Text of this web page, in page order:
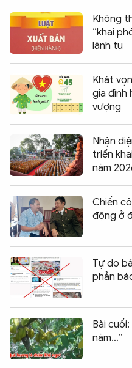
Không
“khai
lãnh tụ
Khát
gia đình
vượng
Nhận
triển
năm
Chiến
động ở
Tự do
phản
Bài
năm…”